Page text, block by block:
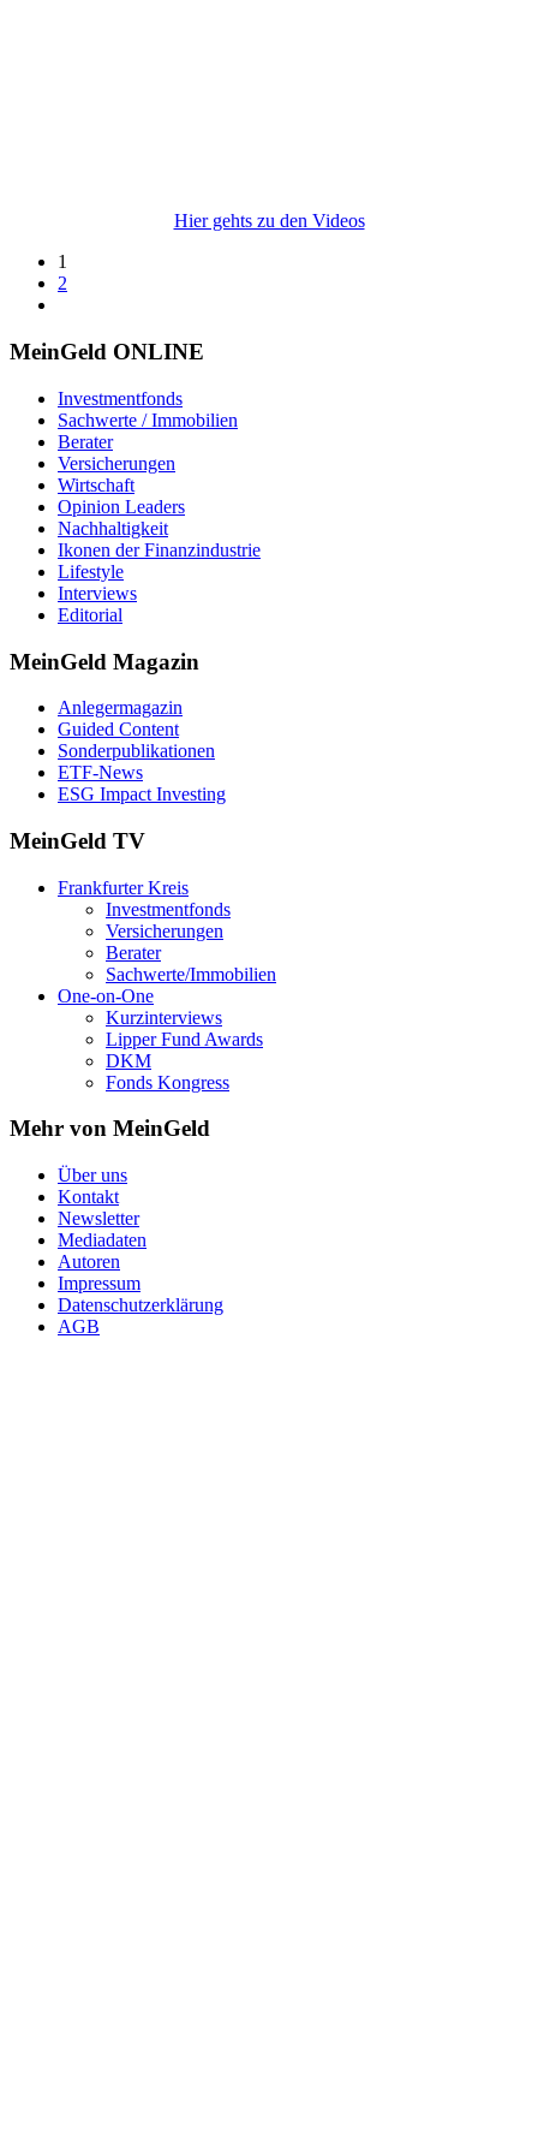
Hier gehts zu den Videos
1
2
MeinGeld ONLINE
Investmentfonds
Sachwerte / Immobilien
Berater
Versicherungen
Wirtschaft
Opinion Leaders
Nachhaltigkeit
Ikonen der Finanzindustrie
Lifestyle
Interviews
Editorial
MeinGeld Magazin
Anlegermagazin
Guided Content
Sonderpublikationen
ETF-News
ESG Impact Investing
MeinGeld TV
Frankfurter Kreis
Investmentfonds
Versicherungen
Berater
Sachwerte/Immobilien
One-on-One
Kurzinterviews
Lipper Fund Awards
DKM
Fonds Kongress
Mehr von MeinGeld
Über uns
Kontakt
Newsletter
Mediadaten
Autoren
Impressum
Datenschutzerklärung
AGB